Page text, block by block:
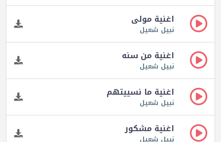
اغنية مولى
نبيل شعيل
اغنية من سنه
نبيل شعيل
اغنية ما نسييتهم
نبيل شعيل
اغنية مشكور
نبيل شعيل